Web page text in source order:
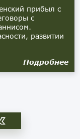
прибыл с
с
развитии
Подробнее